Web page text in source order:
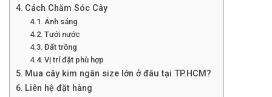
Cách Chăm Sóc Cây
Ánh sáng
Tưới nước
Đất trồng
Vị trí đặt phù hợp
Mua cây kim ngân size lớn ở đâu tại TP.HCM?
Liên hệ đặt hàng